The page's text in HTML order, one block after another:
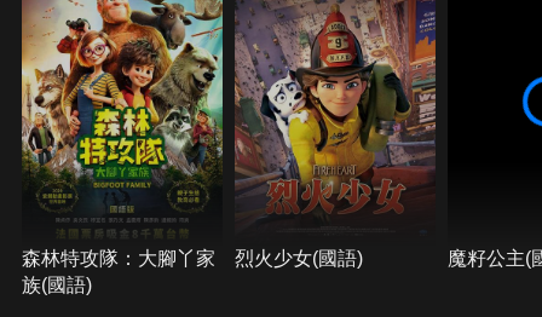
要性。
森林特攻隊：大腳丫家
族(國語)
烈火少女(國語) 魔籽公主(